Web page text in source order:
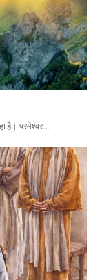
है। परमेश्वर…